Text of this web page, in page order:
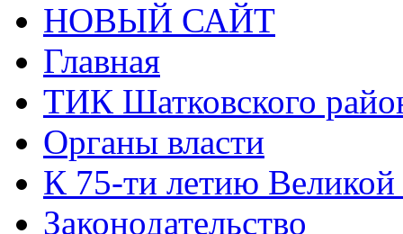
НОВЫЙ САЙТ
Главная
ТИК Шатковского
Органы власти
К 75-ти летию
Законодательство